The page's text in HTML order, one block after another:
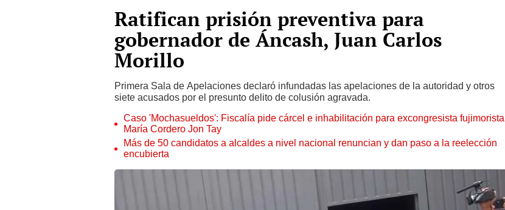
Ratifican prisión preventiva para
gobernador de Áncash, Juan Carlos
Morillo
Primera Sala de Apelaciones declaró infundadas las apelaciones de la autoridad y otros
siete acusados por el presunto delito de colusión agravada.
Caso 'Mochasueldos': Fiscalía pide cárcel e inhabilitación para excongresista fujimorista
María Cordero Jon Tay
Más de 50 candidatos a alcaldes a nivel nacional renuncian y dan paso a la reelección
encubierta